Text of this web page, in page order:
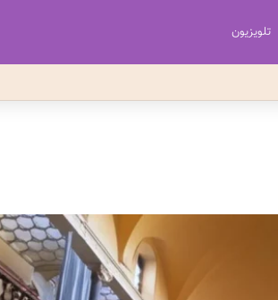
تلویزیون